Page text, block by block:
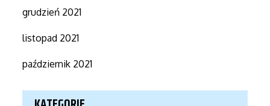
grudzień 2021
listopad 2021
październik 2021